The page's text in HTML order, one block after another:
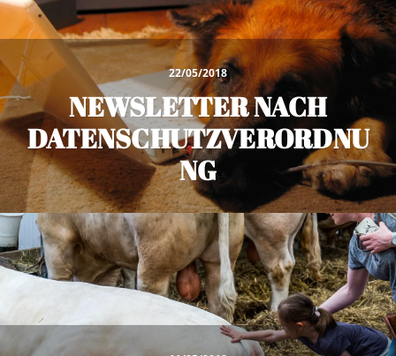
22/05/2018
NEWSLETTER NACH
DATENSCHUTZVERORDNU
NG